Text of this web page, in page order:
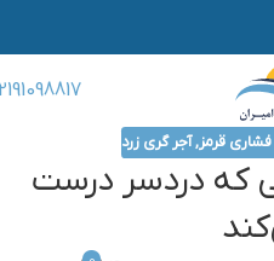
فشاری قرمز,آجر گری زرد
که دردسر درست